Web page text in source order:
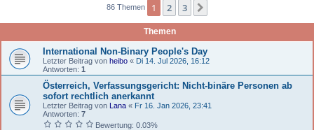
86 Themen 1 2 3
Themen
International Non-Binary People's Day
Letzter Beitrag von heibo « Di 14. Jul 2026, 16:12
Antworten: 1
Österreich, Verfassungsgericht: Nicht-binäre Personen ab
sofort rechtlich anerkannt
Letzter Beitrag von Lana « Fr 16. Jan 2026, 23:41
Antworten: 7
Bewertung: 0.03%